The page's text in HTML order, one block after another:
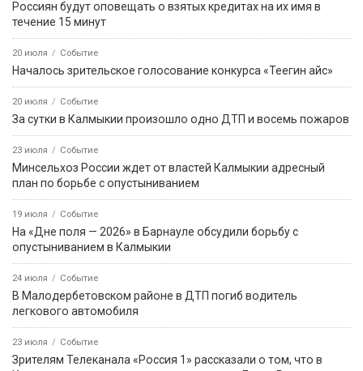
Россиян будут оповещать о взятых кредитах на их имя в
течение 15 минут
20 июля Событие
Началось зрительское голосование конкурса «Теегин айс»
20 июля Событие
За сутки в Калмыкии произошло одно ДТП и восемь пожаров
23 июля Событие
Минсельхоз России ждет от властей Калмыкии адресный
план по борьбе с опустыниванием
19 июля Событие
На «Дне поля — 2026» в Барнауле обсудили борьбу с
опустыниванием в Калмыкии
24 июля Событие
В Малодербетовском районе в ДТП погиб водитель
легкового автомобиля
23 июля Событие
Зрителям Телеканала «Россия 1» рассказали о том, что в